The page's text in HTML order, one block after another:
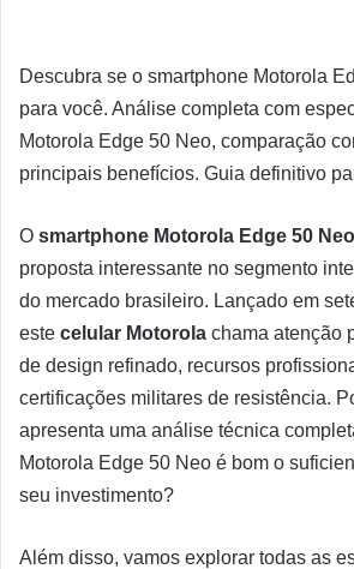
Descubra se o smartphone Motorola
para você. Análise completa com
Motorola Edge 50 Neo, comparação
principais benefícios. Guia definitivo
O smartphone Motorola Edge 50 Neo
proposta interessante no segmento
do mercado brasileiro. Lançado em
este celular Motorola chama atenção
de design refinado, recursos
certificações militares de resistência.
apresenta uma análise técnica
Motorola Edge 50 Neo é bom o
seu investimento?
Além disso, vamos explorar todas as